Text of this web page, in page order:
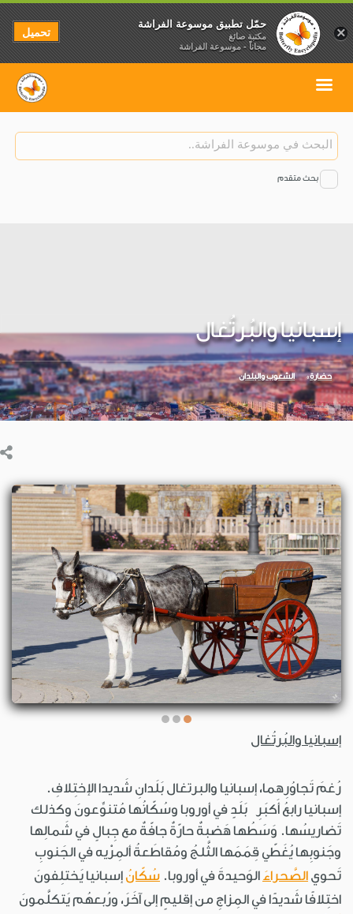
بحث متقدم
إسبانيا والبُرتُغال
حضارة الشعوب والبلدان
إسبانيا والبُرتُغال
رُغمَ تَجاوُرِهما، إسبانيا والبرتغال بَلَدانِ شَديدا الإختِلافِ.
إسبانيا رابعُ أَكبَرِ بَلَدٍ في أوروبا وسُكّانُها مُتنوِّعونَ وكذلك
تَضاريسُها. وَسَطُها هَضبةٌ حارّةٌ جافّةٌ مع جِبالٍ في شَمالِها
وجَنوبِها يُغَطّي قِمَمَها الثَّلجُ ومُقاطَعةُ ألمِرْيه في الجَنوبِ
تَحوي الصَّحراءَ الوَحيدةَ في أوروبا. سُكّانُإسبانيا يَختلِفونَ
اختِلافًا شَديدًا في المِزاجِ من إقليمٍ إلى آخَرَ، ورُبعهُم يَتكلَّمونَ
×
حمّل تطبيق موسوعة الفراشة
مكتبة صائغ
مجاناً - موسوعة الفراشة
تحميل